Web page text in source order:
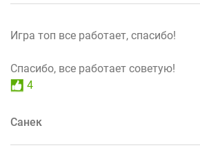
Игра топ все работает, спасибо!
Спасибо, все работает советую!
4
Санек